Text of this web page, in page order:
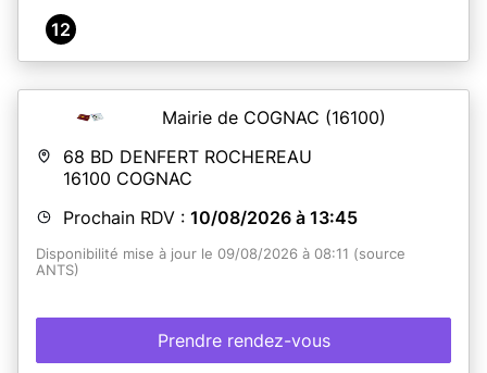
12
Mairie de COGNAC (16100)
68 BD DENFERT ROCHEREAU
16100 COGNAC
Prochain RDV : 10/08/2026 à 13:45
Disponibilité mise à jour le 09/08/2026 à 08:11 (source
ANTS)
Prendre rendez-vous